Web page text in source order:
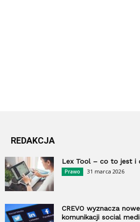
REDAKCJA
Lex Tool – co to jest i
Prawo 31 marca 2026
CREVO wyznacza
komunikacji social